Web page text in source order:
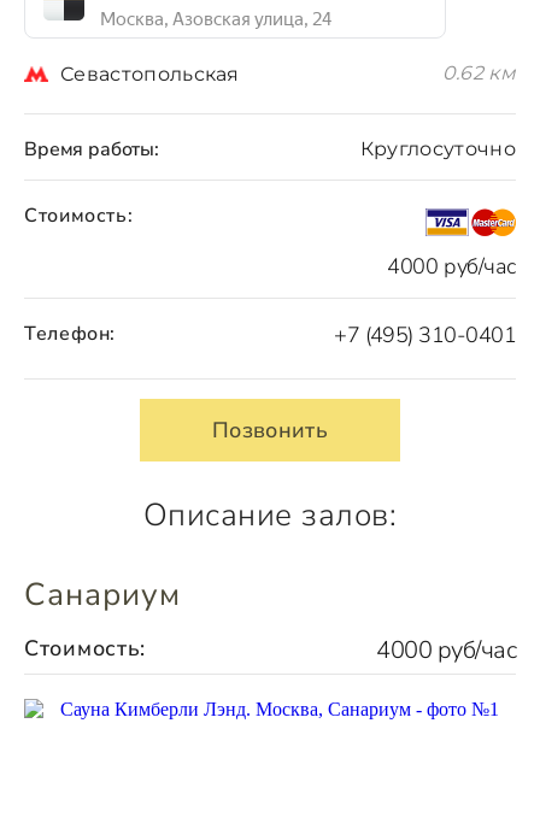
Стоимость:
4000 руб/час
Время работы: Круглосуточно
Телефон: +7 (495) 310-0401
Позвонить
Москва, Азовская улица, 24
Севастопольская 0.62 км
Описание залов:
Санариум
Стоимость: 4000 руб/час